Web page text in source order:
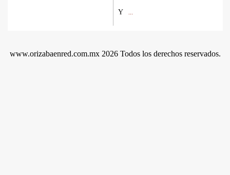
Y
www.orizabaenred.com.mx 2026 Todos los derechos reservados.